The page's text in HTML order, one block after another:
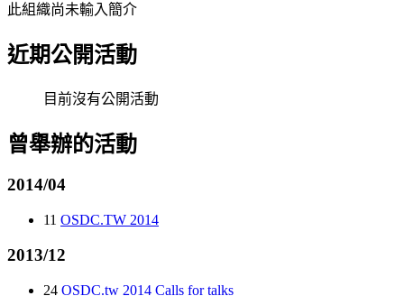
此組織尚未輸入簡介
近期公開活動
目前沒有公開活動
曾舉辦的活動
2014/04
11 OSDC.TW 2014
2013/12
24 OSDC.tw 2014 Calls for talks